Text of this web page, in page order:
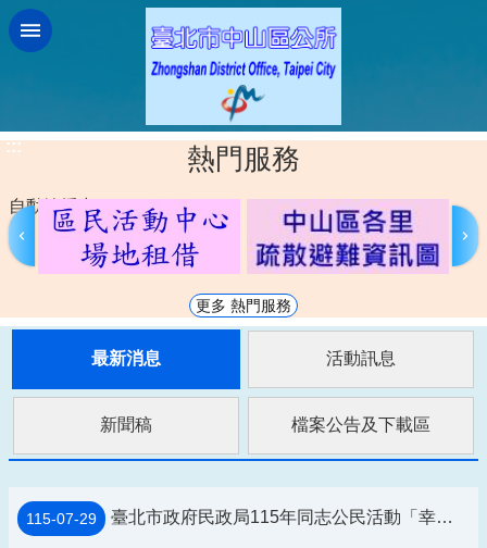
跳到主要內容區塊
::: 熱門服務
自動輪播中
更多 熱門服務
最新消息 活動訊息
新聞稿 檔案公告及下載區
115-07-29 臺北市政府民政局115年同志公民活動「幸符製造所：與同志青少年一起長大」互動式展覽及相關講座